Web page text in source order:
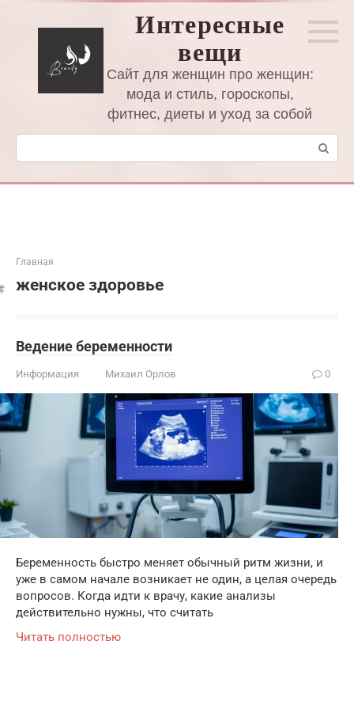
Интересные
вещи
Сайт для женщин про женщин:
мода и стиль, гороскопы,
фитнес, диеты и уход за собой
Поиск:
Главная
женское здоровье
Ведение беременности
Информация Михаил Орлов 0
Беременность быстро меняет обычный ритм жизни, и
уже в самом начале возникает не один, а целая очередь
вопросов. Когда идти к врачу, какие анализы
действительно нужны, что считать
Читать полностью